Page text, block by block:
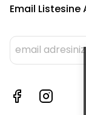
Email Listesine